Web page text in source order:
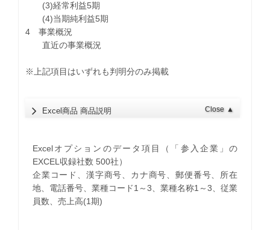
(3)経常利益5期
(4)当期純利益5期
4 事業概況
直近の事業概況
※上記項目はいずれも判明分のみ掲載
Excel商品 商品説明 Close ▲
Excelオプションのデータ項目（「参入企業」の
EXCEL収録社数 500社）
企業コード、漢字商号、カナ商号、郵便番号、所在
地、電話番号、業種コード1～3、業種名称1～3、従業
員数、売上高(1期)